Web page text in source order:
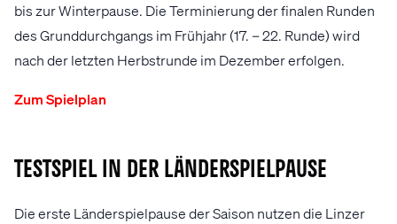
bis zur Winterpause. Die Terminierung der finalen Runden
des Grunddurchgangs im Frühjahr (17. – 22. Runde) wird
nach der letzten Herbstrunde im Dezember erfolgen.
Zum Spielplan
Testspiel in der Länderspielpause
Die erste Länderspielpause der Saison nutzen die Linzer